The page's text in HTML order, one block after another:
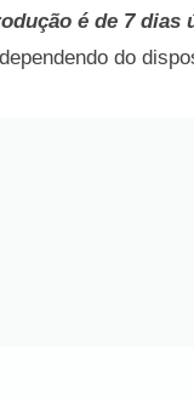
é de 7
do